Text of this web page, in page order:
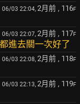
06/03 22:04, 2月前 , 116F
06/03 22:07, 2月前 , 117F
進去關一次好了
06/03 22:08, 2月前 , 118F
06/03 22:13, 2月前 , 119F